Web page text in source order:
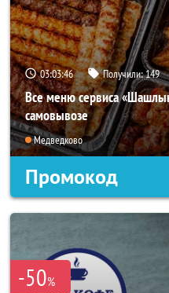
03:03:42 Получили:149
Все меню сервиса
самовывозе
Медведково
Промокод
-50%